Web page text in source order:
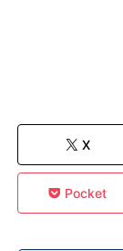
X
Pocket